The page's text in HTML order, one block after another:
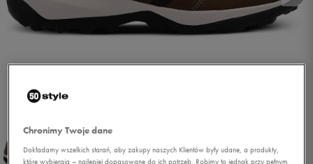
Chronimy Twoje dane
Dokładamy wszelkich starań, aby zakupy naszych Klientów były udane, a produkty,
które wybierają – najlepiej dopasowane do ich potrzeb. Robimy to jednak przy pełnym